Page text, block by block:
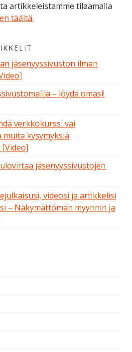
artikkeleistamme tilaamalla
täältä.
jäsenyyssivuston ilman
– löydä omasi!
verkkokurssi vai
muita kysymyksiä
jäsenyyssivustojen
videosi ja artikkelisi
– Näkymättömän myynnin ja